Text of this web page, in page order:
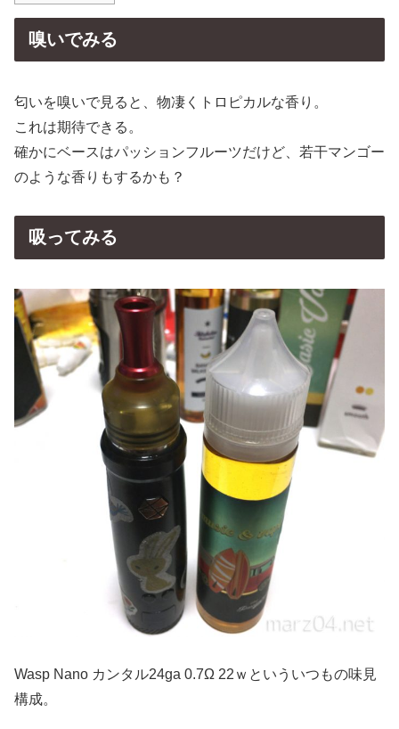
嗅いでみる
匂いを嗅いで見ると、物凄くトロピカルな香り。
これは期待できる。
確かにベースはパッションフルーツだけど、若干マンゴー
のような香りもするかも？
吸ってみる
Wasp Nano カンタル24ga 0.7Ω 22ｗといういつもの味見
構成。